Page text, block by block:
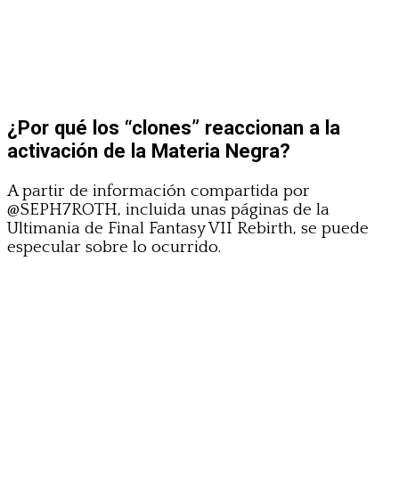
¿Por qué los “clones” reaccionan a la
activación de la Materia Negra?
A partir de información compartida por
@SEPH7ROTH, incluida unas páginas de la
Ultimania de Final Fantasy VII Rebirth, se puede
especular sobre lo ocurrido.